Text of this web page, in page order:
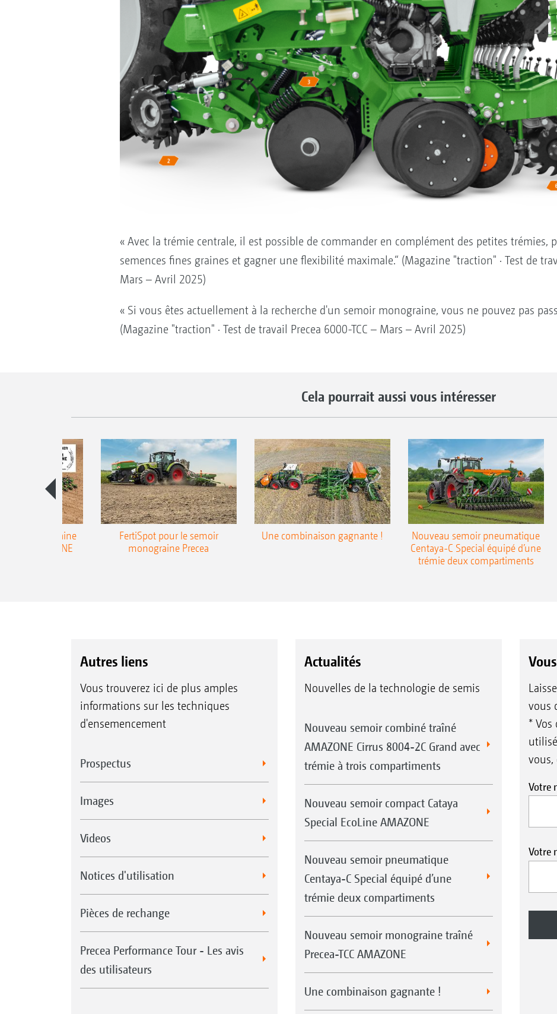
« Avec la trémie centrale, il est possible de commander en complément des petites trémies,
semences fines graines et gagner une flexibilité maximale.“ (Magazine "traction" · Test de
Mars – Avril 2025)
« Si vous êtes actuellement à la recherche d'un semoir monograine, vous ne pouvez pas
(Magazine "traction" · Test de travail Precea 6000-TCC – Mars – Avril 2025)
Cela pourrait aussi vous intéresser
monograine
TCC AMAZONE
FertiSpot pour le semoir
monograine Precea
Une combinaison gagnante !
Nouveau semoir pneumatique
Centaya-C Special équipé d’une
trémie deux compartiments
Autres liens
Vous trouverez ici de plus amples
informations sur les techniques
d'ensemencement
Prospectus
Images
Videos
Notices d'utilisation
Pièces de rechange
Precea Performance Tour - Les avis
des utilisateurs
Actualités
Nouvelles de la technologie de semis
Nouveau semoir combiné traîné
AMAZONE Cirrus 8004-2C Grand avec
trémie à trois compartiments
Nouveau semoir compact Cataya
Special EcoLine AMAZONE
Nouveau semoir pneumatique
Centaya-C Special équipé d’une
trémie deux compartiments
Nouveau semoir monograine traîné
Precea-TCC AMAZONE
Une combinaison gagnante !
vous
*
vous,
Votre
Votre